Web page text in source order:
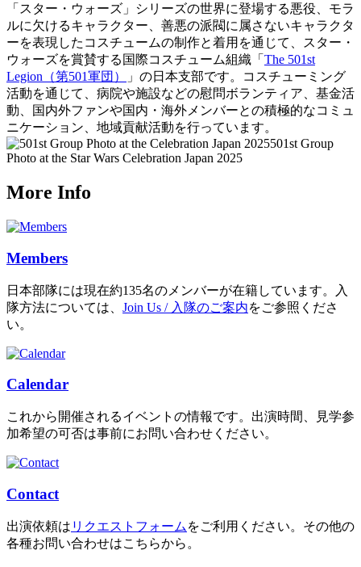
「スター・ウォーズ」シリーズの世界に登場する悪役、モラ
ルに欠けるキャラクター、善悪の派閥に属さないキャラクタ
ーを表現したコスチュームの制作と着用を通じて、スター・
ウォーズを賞賛する国際コスチューム組織「 The 501st
Legion（第501軍団）
」の日本支部です。コスチューミング
活動を通じて、病院や施設などの慰問ボランティア、基金活
動、国内外ファンや国内・海外メンバーとの積極的なコミュ
ニケーション、地域貢献活動を行っています。
501st Group
Photo at the Star Wars Celebration Japan 2025
More Info
Members
日本部隊には現在約135名のメンバーが在籍しています。入
隊方法については、 Join Us / 入隊のご案内をご参照くださ
い。
Calendar
これから開催されるイベントの情報です。出演時間、見学参
加希望の可否は事前にお問い合わせください。
Contact
出演依頼は リクエストフォーム をご利用ください。その他の
各種お問い合わせはこちらから。